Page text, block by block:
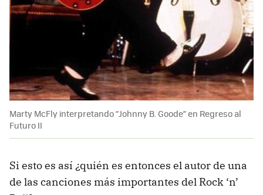
Marty McFly interpretando “Johnny B. Goode” en Regreso al
Futuro II
Si esto es así ¿quién es entonces el autor de una
de las canciones más importantes del Rock ‘n’